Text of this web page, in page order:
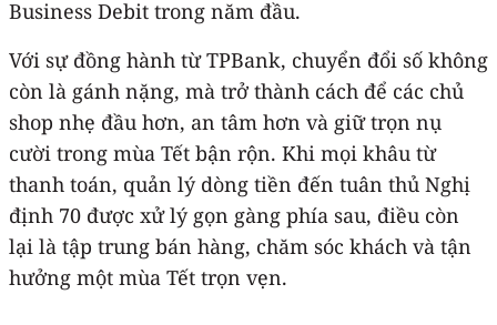
Business Debit trong năm đầu.
Với sự đồng hành từ TPBank, chuyển đổi số không
còn là gánh nặng, mà trở thành cách để các chủ
shop nhẹ đầu hơn, an tâm hơn và giữ trọn nụ
cười trong mùa Tết bận rộn. Khi mọi khâu từ
thanh toán, quản lý dòng tiền đến tuân thủ Nghị
định 70 được xử lý gọn gàng phía sau, điều còn
lại là tập trung bán hàng, chăm sóc khách và tận
hưởng một mùa Tết trọn vẹn.